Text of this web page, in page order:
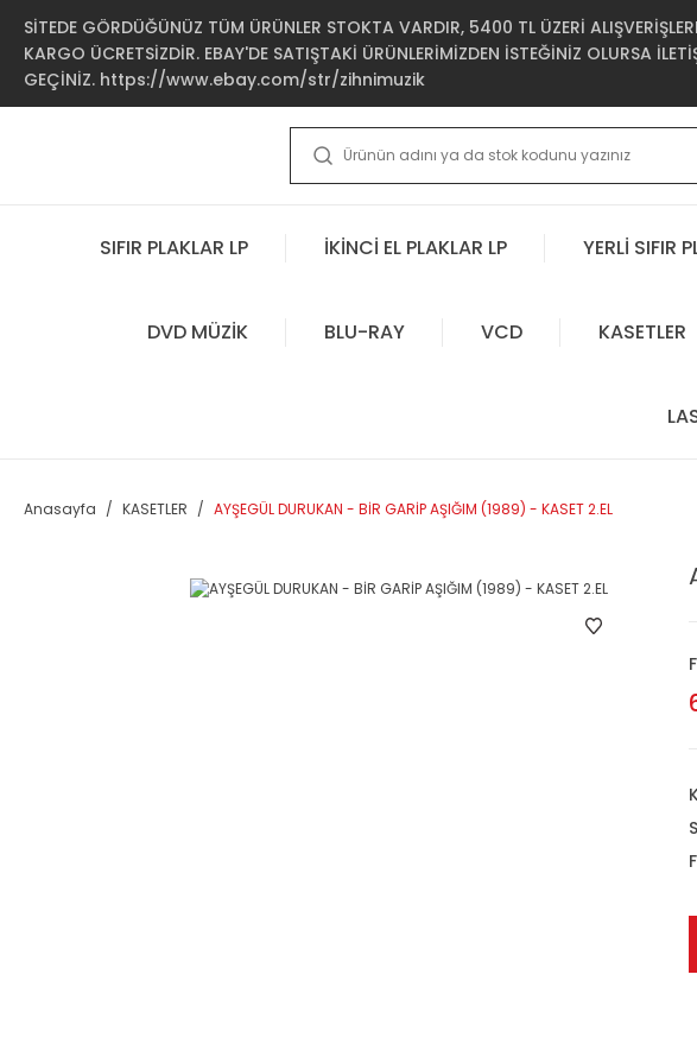
SİTEDE GÖRDÜĞÜNÜZ TÜM ÜRÜNLER STOKTA VARDIR, 5400 TL ÜZERİ
KARGO ÜCRETSİZDİR. EBAY'DE SATIŞTAKİ ÜRÜNLERİMİZDEN İSTEĞİNİZ OLURSA
GEÇİNİZ. https://www.ebay.com/str/zihnimuzik
SIFIR PLAKLAR LP İKİNCİ EL PLAKLAR LP YERLİ SIFIR
DVD MÜZİK BLU-RAY VCD KASETLER
Anasayfa KASETLER AYŞEGÜL DURUKAN - BİR GARİP AŞIĞIM (1989) - KASET 2.EL